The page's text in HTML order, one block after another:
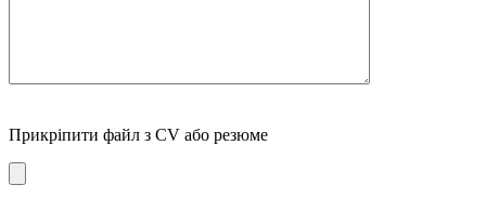
Прикріпити файл з CV або резюме